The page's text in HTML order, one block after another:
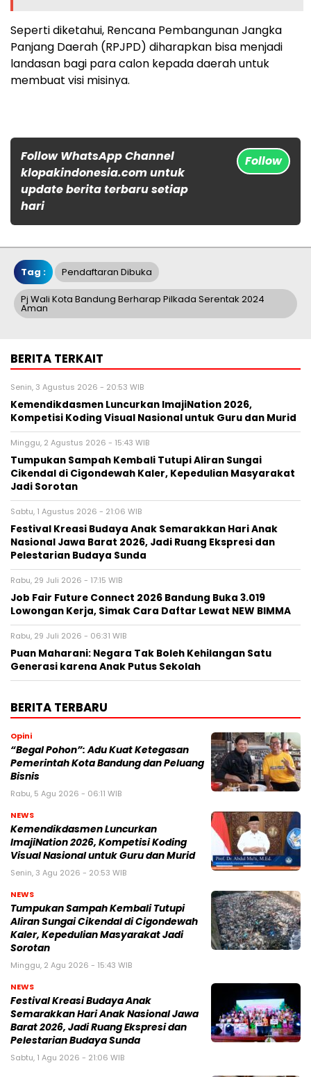
Seperti diketahui, Rencana Pembangunan Jangka
Panjang Daerah (RPJPD) diharapkan bisa menjadi
landasan bagi para calon kepada daerah untuk
membuat visi misinya.
Follow WhatsApp Channel
klopakindonesia.com untuk
update berita terbaru setiap
hari
Follow
Tag : Pendaftaran Dibuka
Pj Wali Kota Bandung Berharap Pilkada Serentak 2024
Aman
BERITA TERKAIT
Senin, 3 Agustus 2026 - 20:53 WIB
Kemendikdasmen Luncurkan ImajiNation 2026,
Kompetisi Koding Visual Nasional untuk Guru dan Murid
Minggu, 2 Agustus 2026 - 15:43 WIB
Tumpukan Sampah Kembali Tutupi Aliran Sungai
Cikendal di Cigondewah Kaler, Kepedulian Masyarakat
Jadi Sorotan
Sabtu, 1 Agustus 2026 - 21:06 WIB
Festival Kreasi Budaya Anak Semarakkan Hari Anak
Nasional Jawa Barat 2026, Jadi Ruang Ekspresi dan
Pelestarian Budaya Sunda
Rabu, 29 Juli 2026 - 17:15 WIB
Job Fair Future Connect 2026 Bandung Buka 3.019
Lowongan Kerja, Simak Cara Daftar Lewat NEW BIMMA
Rabu, 29 Juli 2026 - 06:31 WIB
Puan Maharani: Negara Tak Boleh Kehilangan Satu
Generasi karena Anak Putus Sekolah
BERITA TERBARU
Opini
“Begal Pohon”: Adu Kuat Ketegasan
Pemerintah Kota Bandung dan Peluang
Bisnis
Rabu, 5 Agu 2026 - 06:11 WIB
NEWS
Kemendikdasmen Luncurkan
ImajiNation 2026, Kompetisi Koding
Visual Nasional untuk Guru dan Murid
Senin, 3 Agu 2026 - 20:53 WIB
NEWS
Tumpukan Sampah Kembali Tutupi
Aliran Sungai Cikendal di Cigondewah
Kaler, Kepedulian Masyarakat Jadi
Sorotan
Minggu, 2 Agu 2026 - 15:43 WIB
NEWS
Festival Kreasi Budaya Anak
Semarakkan Hari Anak Nasional Jawa
Barat 2026, Jadi Ruang Ekspresi dan
Pelestarian Budaya Sunda
Sabtu, 1 Agu 2026 - 21:06 WIB